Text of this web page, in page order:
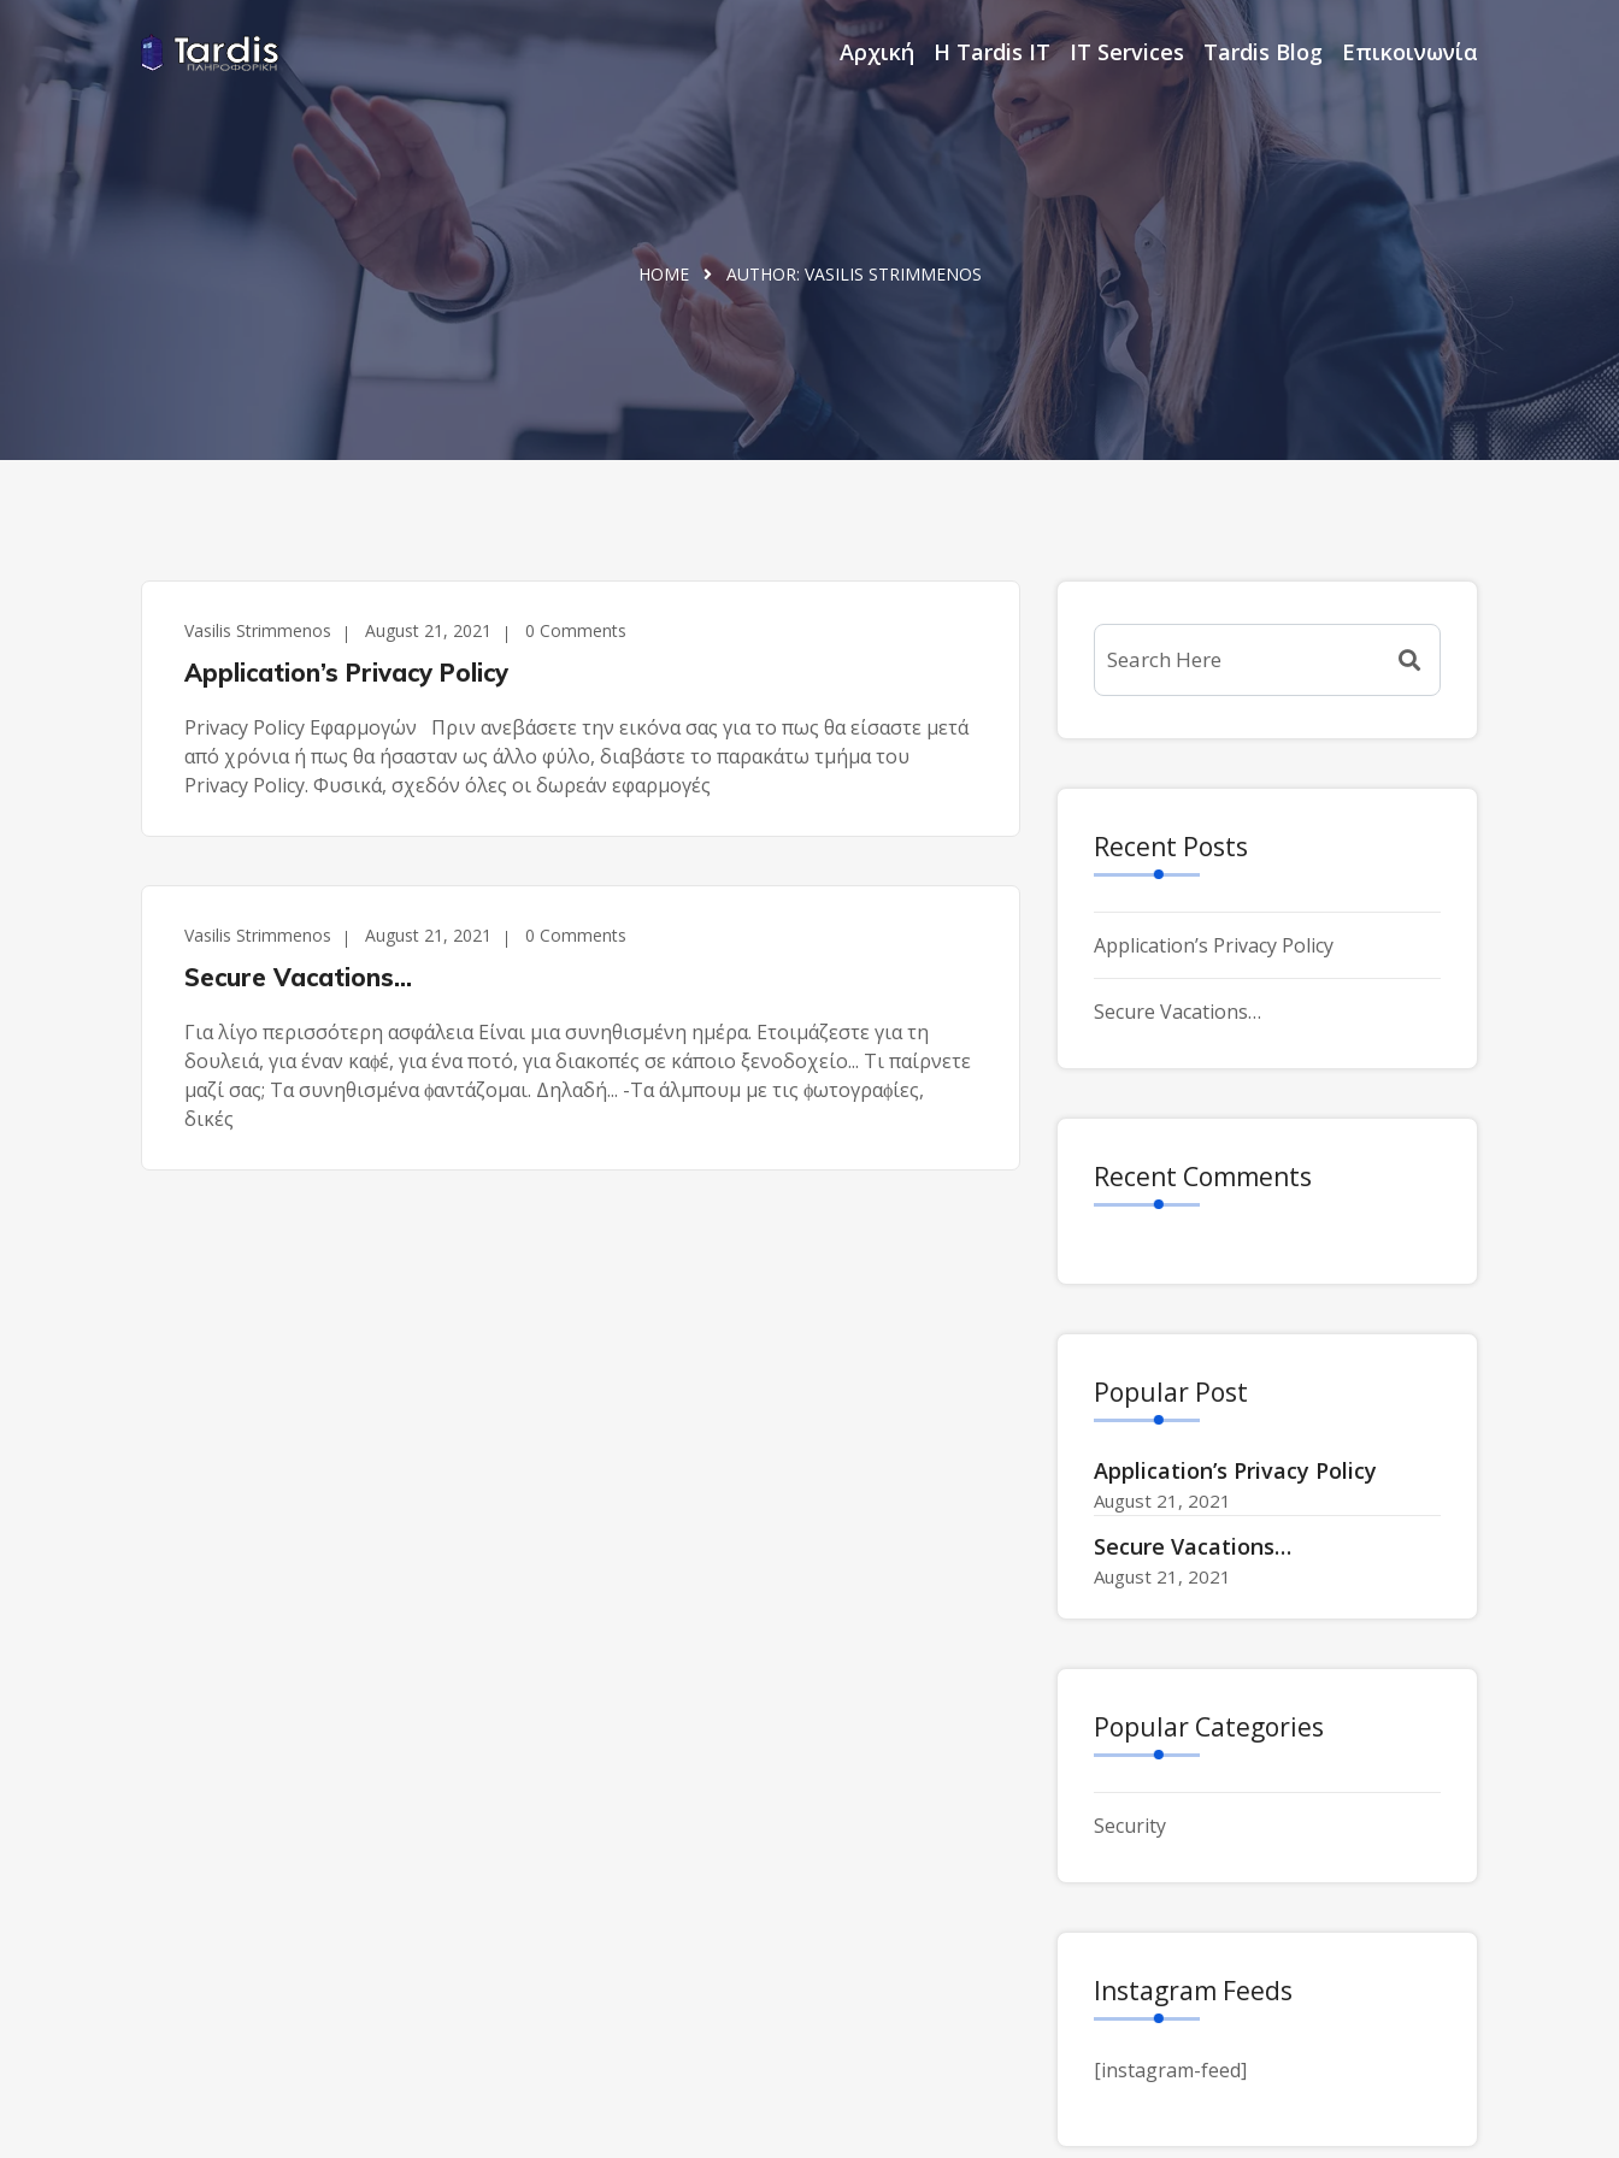
Αρχική Η Tardis IT IT Services Tardis Blog Επικοινωνία
HOME AUTHOR: VASILIS STRIMMENOS
Vasilis Strimmenos August 21, 2021 0 Comments
Application’s Privacy Policy
Privacy Policy Εφαρμογών Πριν ανεβάσετε την εικόνα σας για το πως θα είσαστε μετά
από χρόνια ή πως θα ήσασταν ως άλλο φύλο, διαβάστε το παρακάτω τμήμα του
Privacy Policy. Φυσικά, σχεδόν όλες οι δωρεάν εφαρμογές
Vasilis Strimmenos August 21, 2021 0 Comments
Secure Vacations…
Για λίγο περισσότερη ασφάλεια Είναι μια συνηθισμένη ημέρα. Ετοιμάζεστε για τη
δουλειά, για έναν καϕέ, για ένα ποτό, για διακοπές σε κάποιο ξενοδοχείο... Τι παίρνετε
μαζί σας; Τα συνηθισμένα ϕαντάζομαι. Δηλαδή... -Τα άλμπουμ με τις ϕωτογραϕίες,
δικές
Recent Posts
Application’s Privacy Policy
Secure Vacations…
Recent Comments
Popular Post
Application’s Privacy Policy
August 21, 2021
Secure Vacations…
August 21, 2021
Popular Categories
Security
Instagram Feeds
[instagram-feed]